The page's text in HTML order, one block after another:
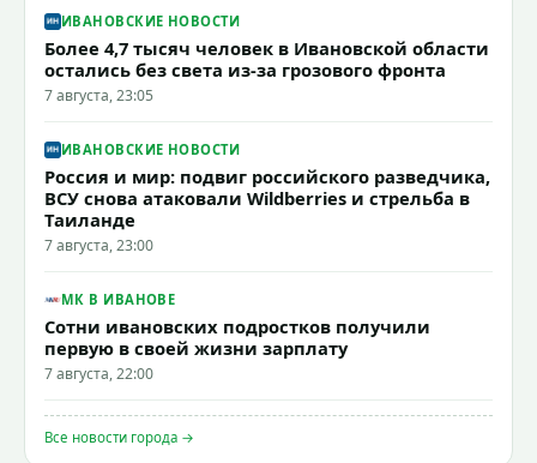
ИВАНОВСКИЕ НОВОСТИ
Более 4,7 тысяч человек в Ивановской области
остались без света из-за грозового фронта
7 августа, 23:05
ИВАНОВСКИЕ НОВОСТИ
Россия и мир: подвиг российского разведчика,
ВСУ снова атаковали Wildberries и стрельба в
Таиланде
7 августа, 23:00
МК В ИВАНОВЕ
Сотни ивановских подростков получили
первую в своей жизни зарплату
7 августа, 22:00
Все новости города →